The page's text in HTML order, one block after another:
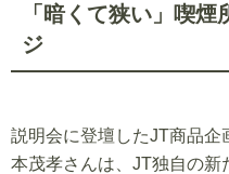
「暗くて狭い」喫
ジ
説明会に登壇したJT商品企
本茂孝さんは、JT独自の新